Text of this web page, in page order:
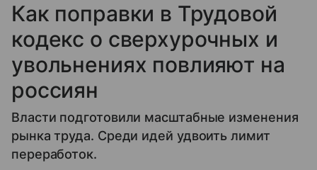
Как поправки в Трудовой
кодекс о сверхурочных и
увольнениях повлияют на
россиян
Власти подготовили масштабные изменения
рынка труда. Среди идей удвоить лимит
переработок.